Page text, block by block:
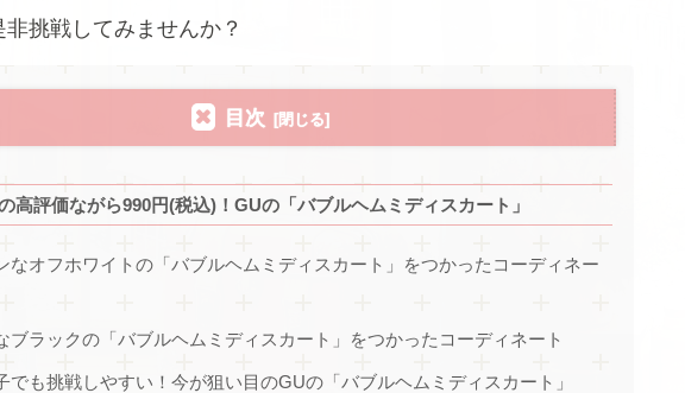
挑戦してみませんか？
目次
高評価ながら990円(税込)！GUの「バブルヘムミディスカート」
なオフホワイトの「バブルヘムミディスカート」をつかったコーディネー
ブラックの「バブルヘムミディスカート」をつかったコーディネート
でも挑戦しやすい！今が狙い目のGUの「バブルヘムミディスカート」